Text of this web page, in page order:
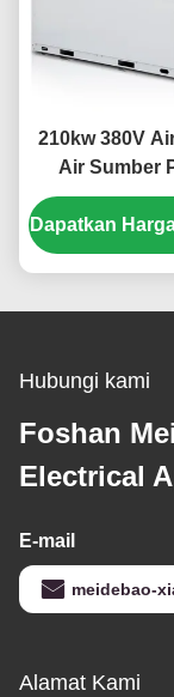
210kw 380V
Air Sumber
Panas
Noise
Dapatkan
Hubungi kami
Foshan
Electrical
E-mail
meidebao-
Alamat Kami